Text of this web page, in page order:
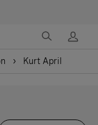
Kurt April